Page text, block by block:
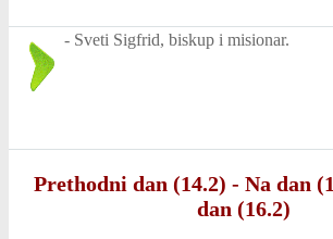
- Sveti Sigfrid, biskup i misionar.
Prethodni dan (14.2) - Na dan
dan (16.2)